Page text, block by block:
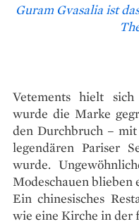
Guram Gvasalia ist
Vetements hielt
wurde die Marke
den Durchbruch –
legendären Pariser
wurde.
Modeschauen blieben
Ein chinesisches
wie eine Kirche in der